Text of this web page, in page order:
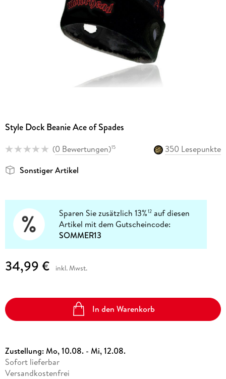
Style Dock Beanie Ace of Spades
(0 Bewertungen)15
350 Lesepunkte
Sonstiger Artikel
Sparen Sie zusätzlich 13%12 auf diesen
Artikel mit dem Gutscheincode:
SOMMER13
34,99 € inkl. Mwst.
In den Warenkorb
Zustellung:Mo, 10.08. - Mi, 12.08.
Sofort lieferbar
Versandkostenfrei